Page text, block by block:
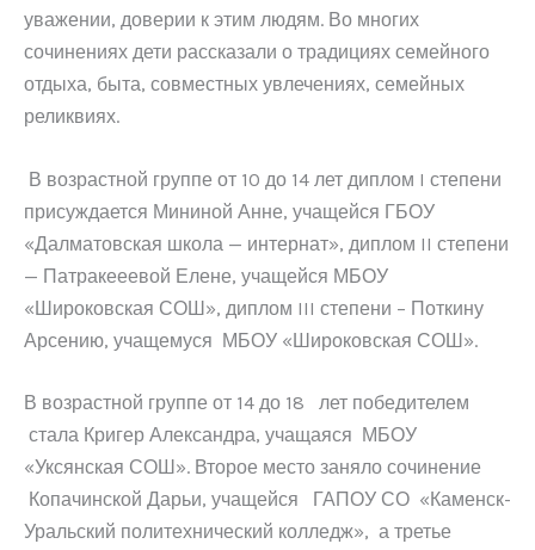
уважении, доверии к этим людям. Во многих
сочинениях дети рассказали о традициях семейного
отдыха, быта, совместных увлечениях, семейных
реликвиях.
В возрастной группе от 10 до 14 лет диплом I степени
присуждается Мининой Анне, учащейся ГБОУ
«Далматовская школа — интернат», диплом II степени
— Патракееевой Елене, учащейся МБОУ
«Широковская СОШ», диплом III степени – Поткину
Арсению, учащемуся МБОУ «Широковская СОШ».
В возрастной группе от 14 до 18 лет победителем
стала Кригер Александра, учащаяся МБОУ
«Уксянская СОШ». Второе место заняло сочинение
Копачинской Дарьи, учащейся ГАПОУ СО «Каменск-
Уральский политехнический колледж», а третье